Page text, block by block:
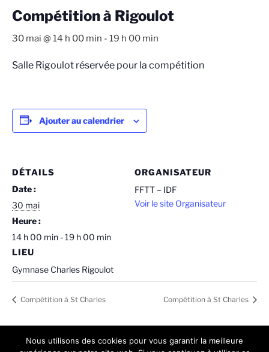
Compétition à Rigoulot
30 mai @ 14 h 00 min - 19 h 00 min
Salle Rigoulot réservée pour la compétition
Ajouter au calendrier
DÉTAILS
Date :
30 mai
Heure :
14 h 00 min - 19 h 00 min
LIEU
Gymnase Charles Rigoulot
ORGANISATEUR
FFTT – IDF
Voir le site Organisateur
Compétition à St Charles Compétition à St Charles
Nous utilisons des cookies pour vous garantir la meilleure